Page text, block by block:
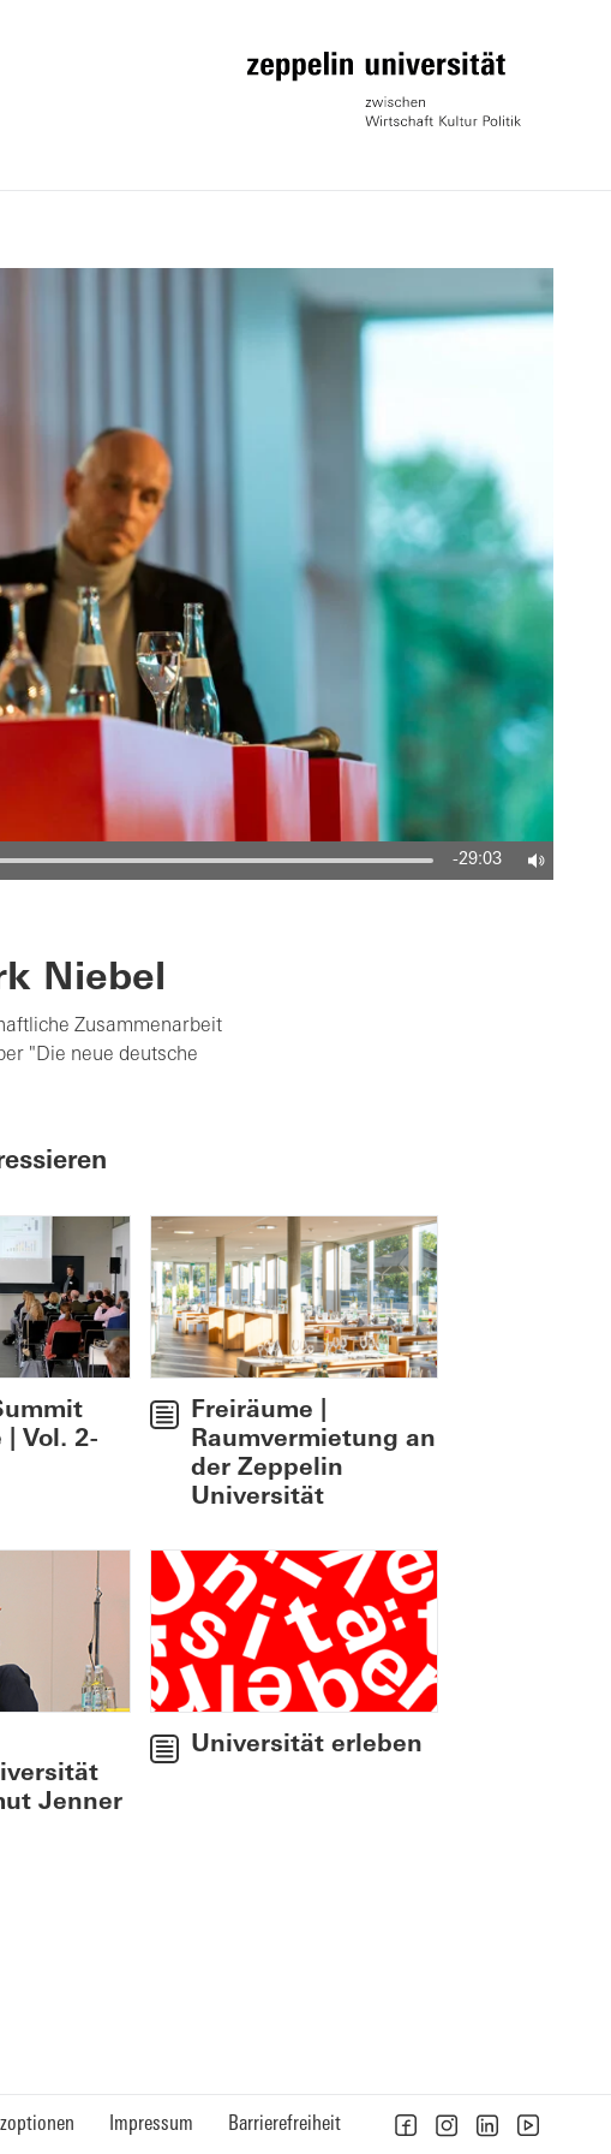
-29:03
Niebel
Zusammenarbeit
"Die neue deutsche
| Vol. 2-
Freiräume |
Raumvermietung an
der Zeppelin
Universität
Jenner
Universität erleben
Impressum Barrierefreiheit